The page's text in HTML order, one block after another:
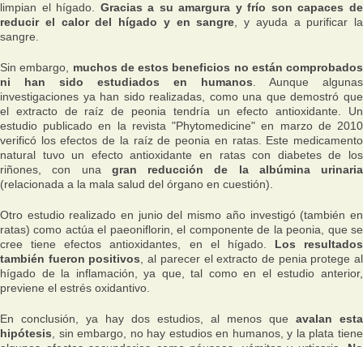
limpian el hígado. Gracias a su amargura y frío son capaces de
reducir el calor del hígado y en sangre , y ayuda a purificar la
sangre.
Sin embargo, muchos de estos beneficios no están comprobados
ni han sido estudiados en humanos . Aunque algunas
investigaciones ya han sido realizadas, como una que demostró que
el extracto de raíz de peonia tendría un efecto antioxidante. Un
estudio publicado en la revista "Phytomedicine" en marzo de 2010
verificó los efectos de la raíz de peonia en ratas. Este medicamento
natural tuvo un efecto antioxidante en ratas con diabetes de los
riñones, con una gran reducción de la albúmina urinaria
(relacionada a la mala salud del órgano en cuestión).
Otro estudio realizado en junio del mismo año investigó (también en
ratas) como actúa el paeoniflorin, el componente de la peonia, que se
cree tiene efectos antioxidantes, en el hígado. Los resultados
también fueron positivos , al parecer el extracto de penia protege al
hígado de la inflamación, ya que, tal como en el estudio anterior,
previene el estrés oxidantivo.
En conclusión, ya hay dos estudios, al menos que avalan esta
hipótesis , sin embargo, no hay estudios en humanos, y la plata tiene